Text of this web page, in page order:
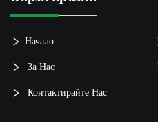
Начало
За Нас
Контактирайте Нас